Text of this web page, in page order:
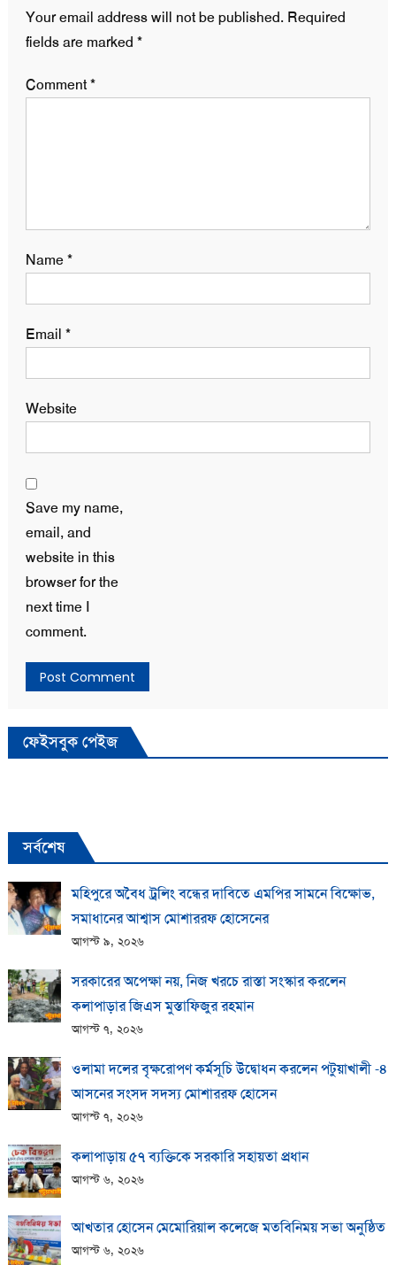
Your email address will not be published. Required
fields are marked *
Comment*
Name*
Email *
Website
Save my name,
email, and
website in this
browser for the
next time I
comment.
ফেইসবুক পেইজ
সর্বশেষ
মহিপুরে অবৈধ ট্রলিং বন্ধের দাবিতে এমপির সামনে বিক্ষোভ,
সমাধানের আশ্বাস মোশাররফ হোসেনের
আগস্ট ৯, ২০২৬
সরকারের অপেক্ষা নয়, নিজ খরচে রাস্তা সংস্কার করলেন
কলাপাড়ার জিএস মুস্তাফিজুর রহমান
আগস্ট ৭, ২০২৬
ওলামা দলের বৃক্ষরোপণ কর্মসূচি উদ্বোধন করলেন পটুয়াখালী -৪
আসনের সংসদ সদস্য মোশাররফ হোসেন
আগস্ট ৭, ২০২৬
কলাপাড়ায় ​৫৭ ব্যক্তিকে সরকারি সহায়তা প্রধান
আগস্ট ৬, ২০২৬
আখতার হোসেন মেমোরিয়াল কলেজে মতবিনিময় সভা অনুষ্ঠিত
আগস্ট ৬, ২০২৬